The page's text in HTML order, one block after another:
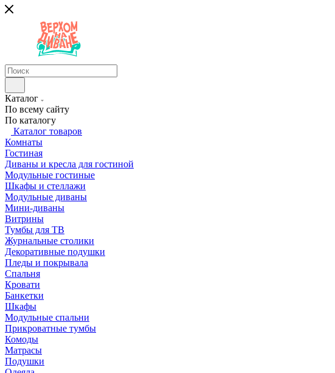
Каталог
По всему сайту
По каталогу
Каталог товаров
Комнаты
Гостиная
Диваны и кресла для гостиной
Модульные гостиные
Шкафы и стеллажи
Модульные диваны
Мини-диваны
Витрины
Тумбы для ТВ
Журнальные столики
Декоративные подушки
Пледы и покрывала
Спальня
Кровати
Банкетки
Шкафы
Модульные спальни
Прикроватные тумбы
Комоды
Матрасы
Подушки